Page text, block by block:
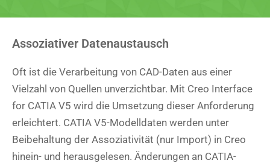
Assoziativer Datenaustausch
Oft ist die Verarbeitung von CAD-Daten aus einer
Vielzahl von Quellen unverzichtbar. Mit Creo Interface
for CATIA V5 wird die Umsetzung dieser Anforderung
erleichtert. CATIA V5-Modelldaten werden unter
Beibehaltung der Assoziativität (nur Import) in Creo
hinein- und herausgelesen. Änderungen an CATIA-